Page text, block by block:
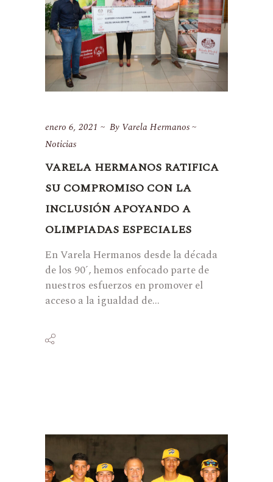
enero 6, 2021 By Varela Hermanos
Noticias
VARELA HERMANOS RATIFICA
SU COMPROMISO CON LA
INCLUSIÓN APOYANDO A
OLIMPIADAS ESPECIALES
En Varela Hermanos desde la década
de los 90´, hemos enfocado parte de
nuestros esfuerzos en promover el
acceso a la igualdad de...